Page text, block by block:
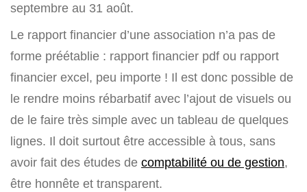
septembre au 31 août.
Le rapport financier d’une association n’a pas de
forme préétablie : rapport financier pdf ou rapport
financier excel, peu importe ! Il est donc possible de
le rendre moins rébarbatif avec l’ajout de visuels ou
de le faire très simple avec un tableau de quelques
lignes. Il doit surtout être accessible à tous, sans
avoir fait des études de comptabilité ou de gestion,
être honnête et transparent.